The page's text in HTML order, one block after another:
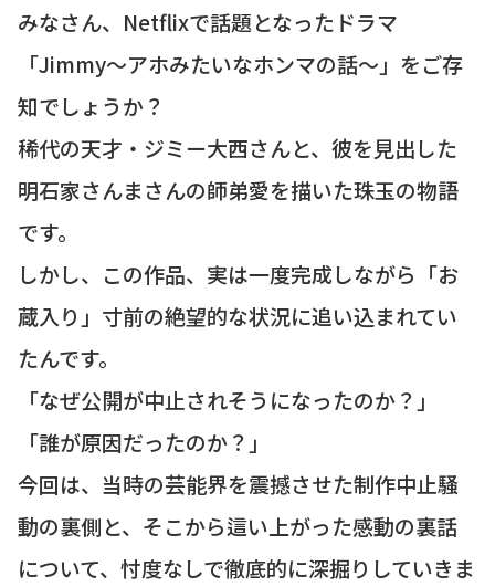
みなさん、Netflixで話題となったドラマ
「Jimmy〜アホみたいなホンマの話〜」をご存
知でしょうか？
稀代の天才・ジミー大西さんと、彼を見出した
明石家さんまさんの師弟愛を描いた珠玉の物語
です。
しかし、この作品、実は一度完成しながら「お
蔵入り」寸前の絶望的な状況に追い込まれてい
たんです。
「なぜ公開が中止されそうになったのか？」
「誰が原因だったのか？」
今回は、当時の芸能界を震撼させた制作中止騒
動の裏側と、そこから這い上がった感動の裏話
について、忖度なしで徹底的に深掘りしていきま